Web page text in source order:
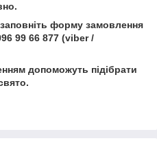
форму замовлення
99 66 877 (viber /
допоможуть підібрати